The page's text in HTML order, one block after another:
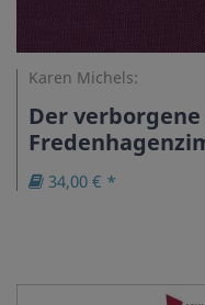
Karen Michels:
Der verborgene
34,00 € *